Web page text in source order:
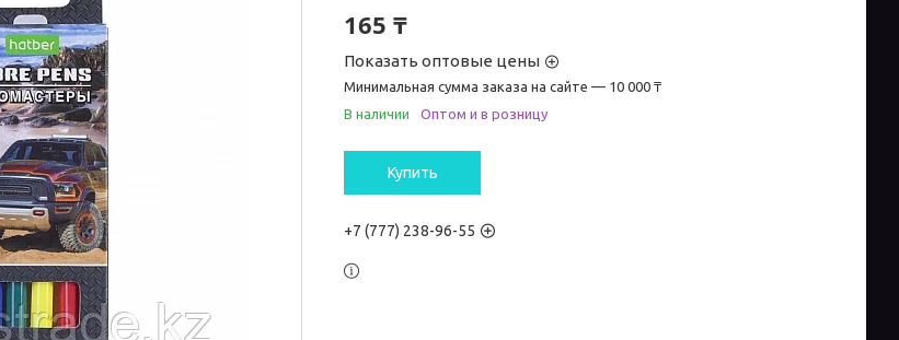
165 ₸
Показать оптовые цены
Минимальная сумма заказа на сайте — 10 000 ₸
В наличии
Оптом и в розницу
Купить
+7 (777) 238-96-55